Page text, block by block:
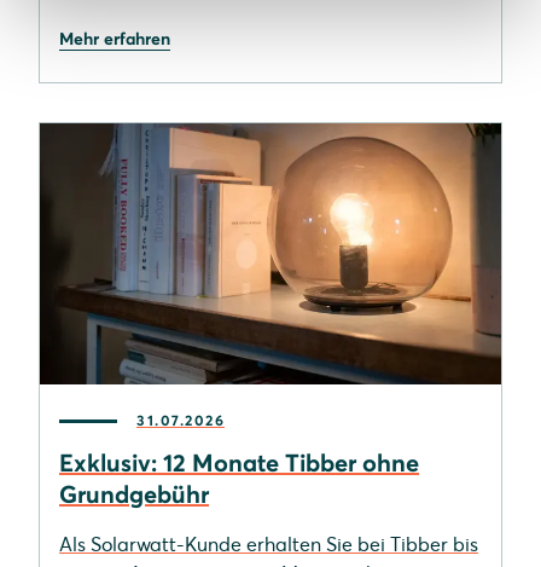
Mehr erfahren
31.07.2026
Exklusiv: 12 Monate Tibber ohne
Grundgebühr
Als Solarwatt-Kunde erhalten Sie bei Tibber bis